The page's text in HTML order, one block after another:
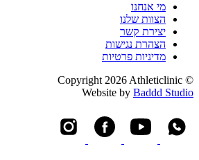
מי אנחנו
הצוות שלנו
יצירת קשר
הצהרת נגישות
מדיניות פרטיות
© Copyright 2026 Athleticlinic
Website by Baddd Studio